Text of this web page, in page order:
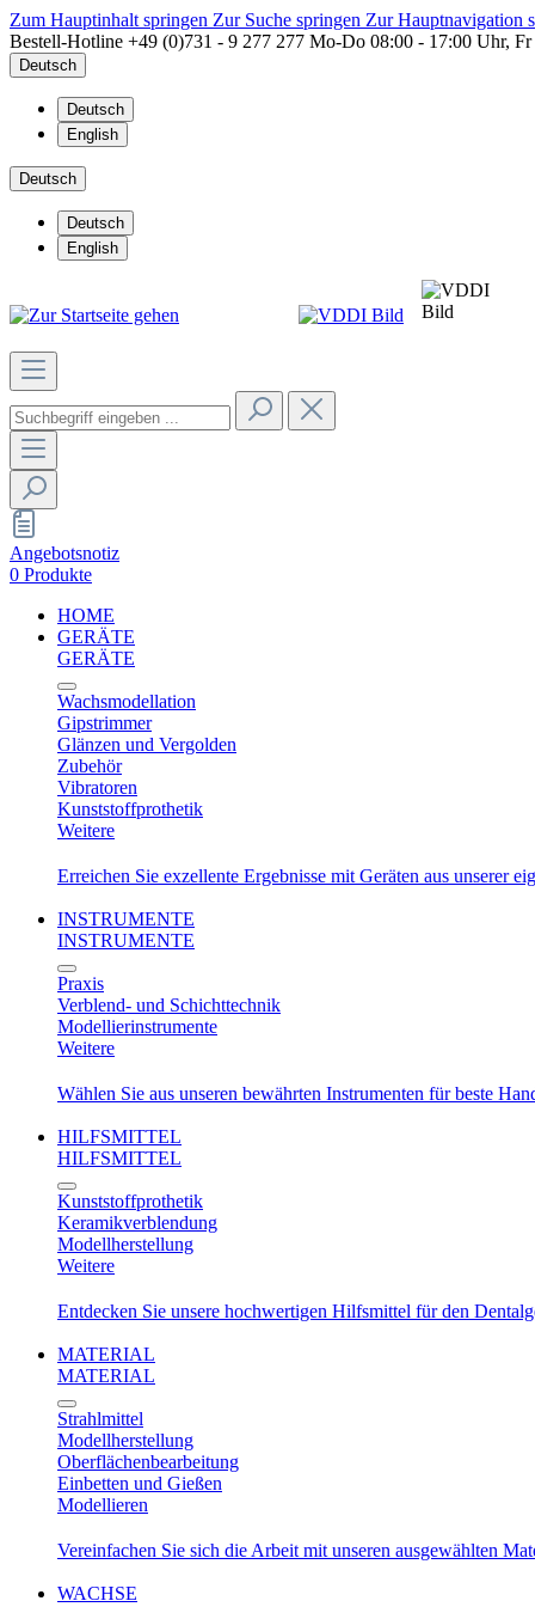
Zum Hauptinhalt springen Zur Suche springen Zur Hauptnavigation
Bestell-Hotline +49 (0)731 - 9 277 277 Mo-Do 08:00 - 17:00 Uhr,
Deutsch
Deutsch
English
Deutsch
Deutsch
English
Angebotsnotiz
0 Produkte
HOME
GERÄTE
GERÄTE
Wachsmodellation
Gipstrimmer
Glänzen und Vergolden
Zubehör
Vibratoren
Kunststoffprothetik
Weitere
Erreichen Sie exzellente Ergebnisse mit Geräten aus unserer
INSTRUMENTE
INSTRUMENTE
Praxis
Verblend- und Schichttechnik
Modellierinstrumente
Weitere
Wählen Sie aus unseren bewährten Instrumenten für beste
HILFSMITTEL
HILFSMITTEL
Kunststoffprothetik
Keramikverblendung
Modellherstellung
Weitere
Entdecken Sie unsere hochwertigen Hilfsmittel für den
MATERIAL
MATERIAL
Strahlmittel
Modellherstellung
Oberflächenbearbeitung
Einbetten und Gießen
Modellieren
Vereinfachen Sie sich die Arbeit mit unseren ausgewählten
WACHSE